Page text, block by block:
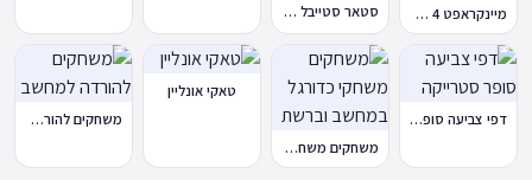
מיינקראפט 4 קלון סטאר סטייבל Star Stable Online
דפי צביעה סופר סטרייקה
משחקים משחקי כדורגל במחשב וברשת
טאקי אונליין
משחקים להורדה למחשב